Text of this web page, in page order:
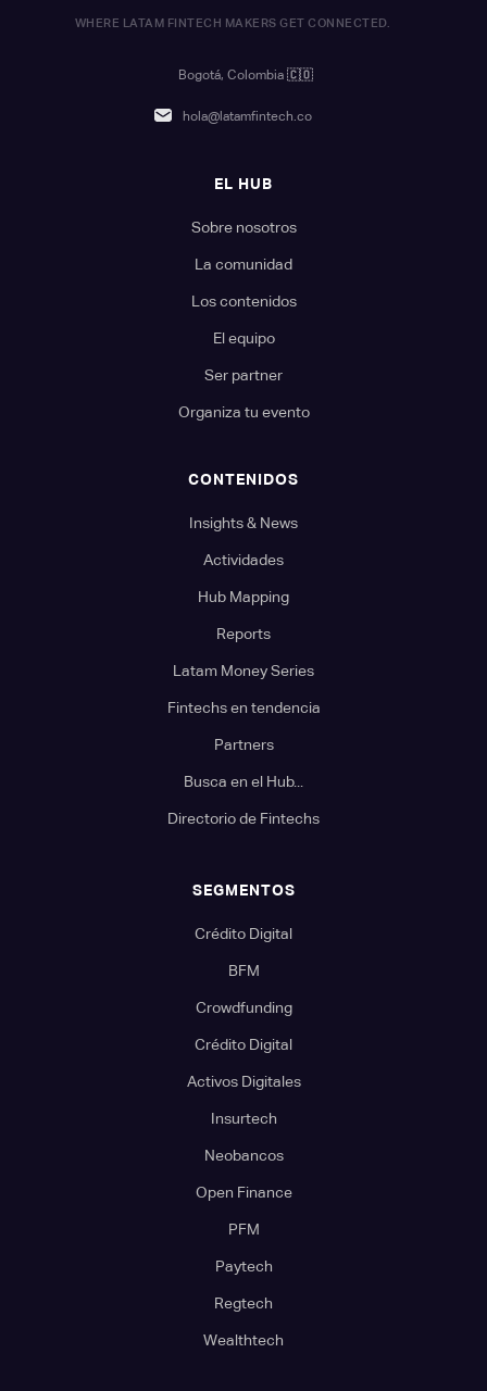
WHERE LATAM FINTECH MAKERS GET CONNECTED.
Bogotá, Colombia 🇨🇴
hola@latamfintech.co
EL HUB
Sobre nosotros
La comunidad
Los contenidos
El equipo
Ser partner
Organiza tu evento
CONTENIDOS
Insights & News
Actividades
Hub Mapping
Reports
Latam Money Series
Fintechs en tendencia
Partners
Busca en el Hub...
Directorio de Fintechs
SEGMENTOS
Crédito Digital
BFM
Crowdfunding
Crédito Digital
Activos Digitales
Insurtech
Neobancos
Open Finance
PFM
Paytech
Regtech
Wealthtech